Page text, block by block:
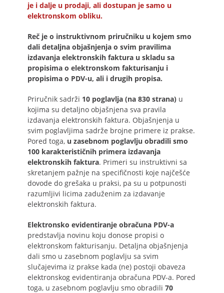
je i dalje u prodaji, ali dostupan je samo u
elektronskom obliku.
Reč je o instruktivnom priručniku u kojem smo
dali detaljna objašnjenja o svim pravilima
izdavanja elektronskih faktura u skladu sa
propisima o elektronskom fakturisanju i
propisima o PDV-u, ali i drugih propisa.
Priručnik sadrži 10 poglavlja (na 830 strana) u
kojima su detaljno objašnjena sva pravila
izdavanja elektronskih faktura. Objašnjenja u
svim poglavljima sadrže brojne primere iz prakse.
Pored toga, u zasebnom poglavlju obradili smo
100 karakterističnih primera izdavanja
elektronskih faktura. Primeri su instruktivni sa
skretanjem pažnje na specifičnosti koje najčešće
dovode do grešaka u praksi, pa su u potpunosti
razumljivi licima zaduženim za izdavanje
elektronskih faktura.
Elektronsko evidentiranje obračuna PDV-a
predstavlja novinu koju donose propisi o
elektronskom fakturisanju. Detaljna objašnjenja
dali smo u zasebnom poglavlju sa svim
slučajevima iz prakse kada (ne) postoji obaveza
elektronskog evidentiranja obračuna PDV-a. Pored
toga, u zasebnom poglavlju smo obradili 70